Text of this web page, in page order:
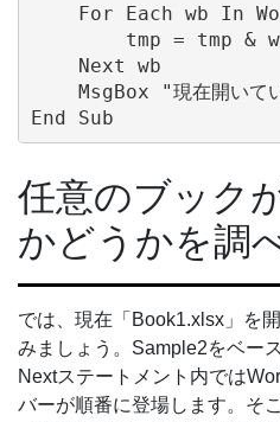
For Each wb In
tmp = tmp &
    Next wb
MsgBox "現在開いて
任意のブック
かどうかを調
では、現在「Book1.xlsx」を
みましょう。Sample2をベー
Nextステートメント内では
バーが順番に登場します。そ